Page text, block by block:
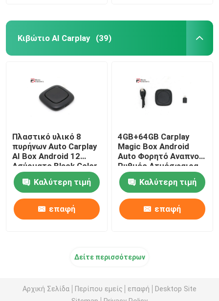
Κιβώτιο AI Carplay (39)
Πλαστικό υλικό 8
πυρήνων Auto Carplay
AI Box Android 12
Ασύρματο Black Color
Καλύτερη τιμή
επαφή
4GB+64GB Carplay
Magic Box Android
Auto Φορητό Αναπνοή
Ρυθμός Ατμόσφαιρα
μουσικής
Καλύτερη τιμή
επαφή
Δείτε περισσότερων
Αρχική Σελίδα Περίπου εμείς επαφή
Desktop Site